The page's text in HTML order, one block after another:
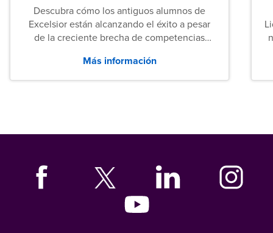
Descubra cómo los antiguos alumnos de
Excelsior están alcanzando el éxito a pesar
de la creciente brecha de competencias
tanto las empresas como los recién
graduados en todo Estados Unidos.
Más información